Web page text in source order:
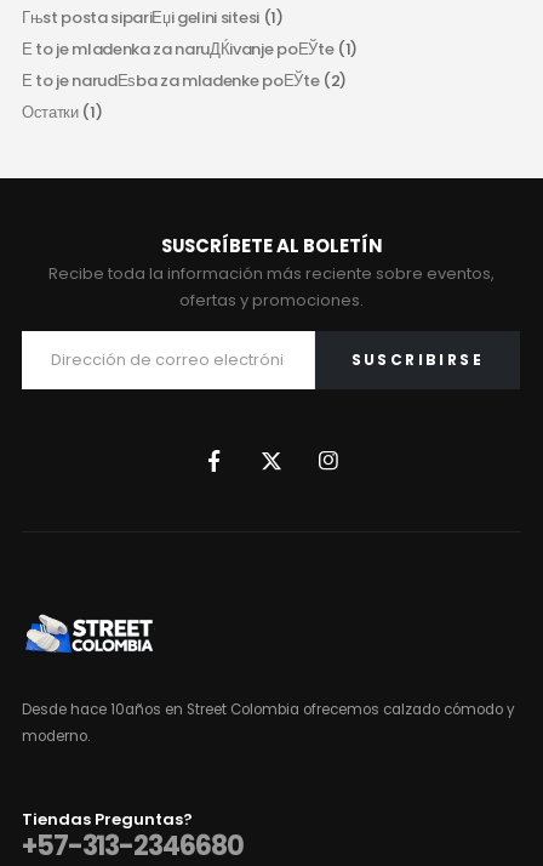
Гњst posta sipariЕџi gelini sitesi(1)
Е to je mladenka za naruДЌivanje poЕЎte(1)
Е to je narudЕѕba za mladenke poЕЎte(2)
Остатки(1)
SUSCRÍBETE AL BOLETÍN
Recibe toda la información más reciente sobre eventos,
ofertas y promociones.
Desde hace 10años en Street Colombia ofrecemos calzado cómodo y
moderno.
Tiendas Preguntas?
+57-313-2346680